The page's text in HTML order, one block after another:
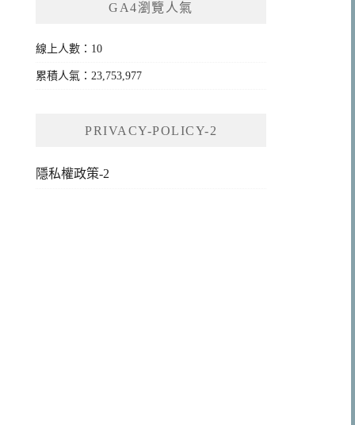
GA4瀏覽人氣
線上人數：10
累積人氣：23,753,977
PRIVACY-POLICY-2
隱私權政策-2